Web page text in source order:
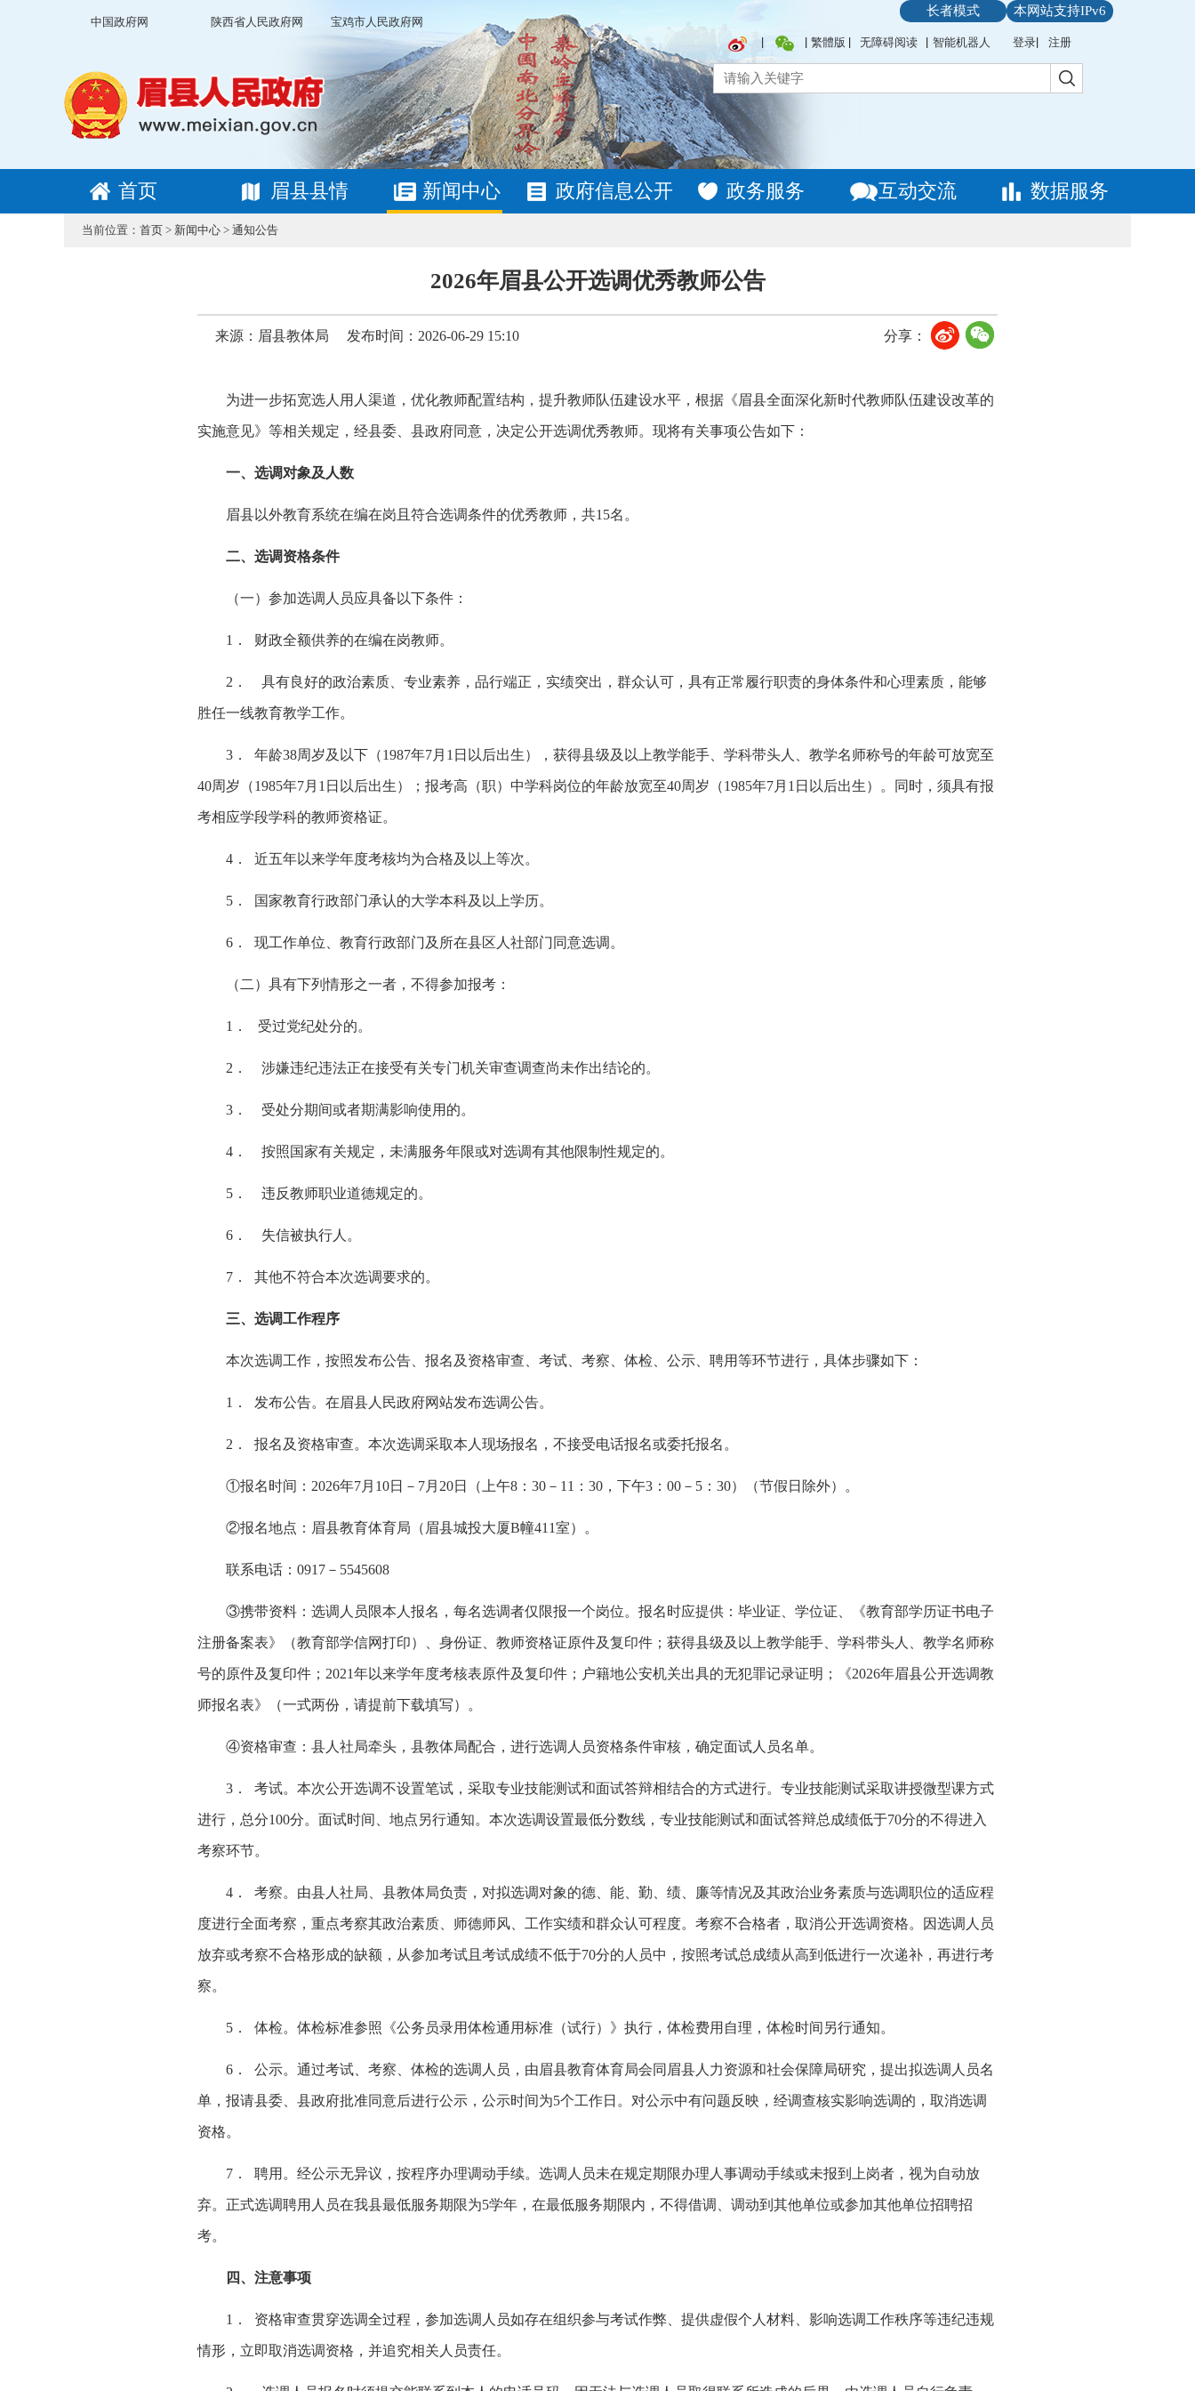
中国政府网 陕西省人民政府网 宝鸡市人民政府网
本网站支持IPv6
长者模式
繁體版 无障碍阅读 智能机器人 登录 注册
首页 眉县县情 新闻中心 政府信息公开 政务服务 互动交流 数据服务
当前位置： 首页 > 新闻中心 > 通知公告
2026年眉县公开选调优秀教师公告
来源：眉县教体局 发布时间：2026-06-29 15:10 分享：
为进一步拓宽选人用人渠道，优化教师配置结构，提升教师队伍建设水平，根据《眉县全面深化新时代教师队伍建设改革的
实施意见》等相关规定，经县委、县政府同意，决定公开选调优秀教师。现将有关事项公告如下：
一、选调对象及人数
眉县以外教育系统在编在岗且符合选调条件的优秀教师，共15名。
二、选调资格条件
（一）参加选调人员应具备以下条件：
1． 财政全额供养的在编在岗教师。
2． 具有良好的政治素质、专业素养，品行端正，实绩突出，群众认可，具有正常履行职责的身体条件和心理素质，能够
胜任一线教育教学工作。
3． 年龄38周岁及以下（1987年7月1日以后出生），获得县级及以上教学能手、学科带头人、教学名师称号的年龄可放宽至
40周岁（1985年7月1日以后出生）；报考高（职）中学科岗位的年龄放宽至40周岁（1985年7月1日以后出生）。同时，须具有报
考相应学段学科的教师资格证。
4． 近五年以来学年度考核均为合格及以上等次。
5． 国家教育行政部门承认的大学本科及以上学历。
6． 现工作单位、教育行政部门及所在县区人社部门同意选调。
（二）具有下列情形之一者，不得参加报考：
1． 受过党纪处分的。
2． 涉嫌违纪违法正在接受有关专门机关审查调查尚未作出结论的。
3． 受处分期间或者期满影响使用的。
4． 按照国家有关规定，未满服务年限或对选调有其他限制性规定的。
5． 违反教师职业道德规定的。
6． 失信被执行人。
7． 其他不符合本次选调要求的。
三、选调工作程序
本次选调工作，按照发布公告、报名及资格审查、考试、考察、体检、公示、聘用等环节进行，具体步骤如下：
1． 发布公告。在眉县人民政府网站发布选调公告。
2． 报名及资格审查。本次选调采取本人现场报名，不接受电话报名或委托报名。
①报名时间：2026年7月10日－7月20日（上午8：30－11：30，下午3：00－5：30）（节假日除外）。
②报名地点：眉县教育体育局（眉县城投大厦B幢411室）。
联系电话：0917－5545608
③携带资料：选调人员限本人报名，每名选调者仅限报一个岗位。报名时应提供：毕业证、学位证、《教育部学历证书电子
注册备案表》（教育部学信网打印）、身份证、教师资格证原件及复印件；获得县级及以上教学能手、学科带头人、教学名师称
号的原件及复印件；2021年以来学年度考核表原件及复印件；户籍地公安机关出具的无犯罪记录证明；《2026年眉县公开选调教
师报名表》（一式两份，请提前下载填写）。
④资格审查：县人社局牵头，县教体局配合，进行选调人员资格条件审核，确定面试人员名单。
3． 考试。本次公开选调不设置笔试，采取专业技能测试和面试答辩相结合的方式进行。专业技能测试采取讲授微型课方式
进行，总分100分。面试时间、地点另行通知。本次选调设置最低分数线，专业技能测试和面试答辩总成绩低于70分的不得进入
考察环节。
4． 考察。由县人社局、县教体局负责，对拟选调对象的德、能、勤、绩、廉等情况及其政治业务素质与选调职位的适应程
度进行全面考察，重点考察其政治素质、师德师风、工作实绩和群众认可程度。考察不合格者，取消公开选调资格。因选调人员
放弃或考察不合格形成的缺额，从参加考试且考试成绩不低于70分的人员中，按照考试总成绩从高到低进行一次递补，再进行考
察。
5． 体检。体检标准参照《公务员录用体检通用标准（试行）》执行，体检费用自理，体检时间另行通知。
6． 公示。通过考试、考察、体检的选调人员，由眉县教育体育局会同眉县人力资源和社会保障局研究，提出拟选调人员名
单，报请县委、县政府批准同意后进行公示，公示时间为5个工作日。对公示中有问题反映，经调查核实影响选调的，取消选调
资格。
7． 聘用。经公示无异议，按程序办理调动手续。选调人员未在规定期限办理人事调动手续或未报到上岗者，视为自动放
弃。正式选调聘用人员在我县最低服务期限为5学年，在最低服务期限内，不得借调、调动到其他单位或参加其他单位招聘招
考。
四、注意事项
1． 资格审查贯穿选调全过程，参加选调人员如存在组织参与考试作弊、提供虚假个人材料、影响选调工作秩序等违纪违规
情形，立即取消选调资格，并追究相关人员责任。